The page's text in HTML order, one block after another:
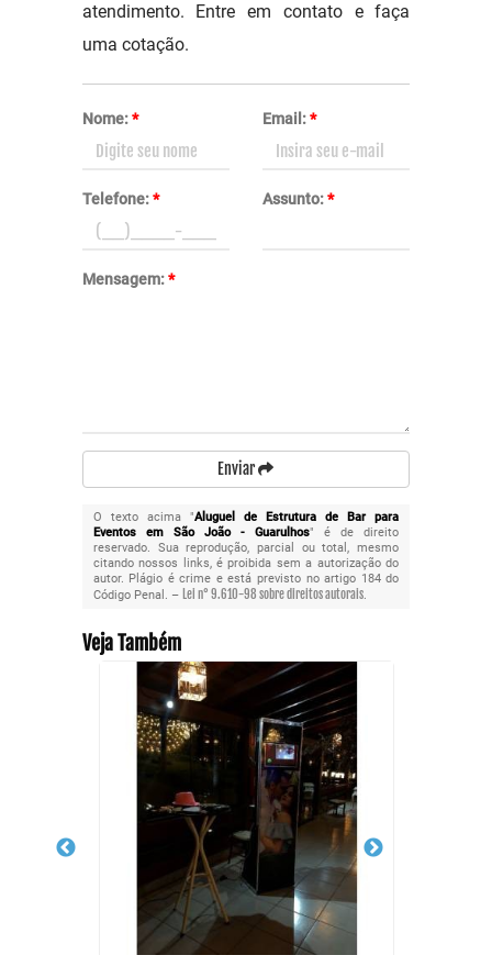
atendimento. Entre em contato e faça
uma cotação.
Nome:* Email:*
Telefone:* Assunto:*
Mensagem:*
Enviar
O texto acima "Aluguel de Estrutura de Bar para
Eventos em São João - Guarulhos" é de direito
reservado. Sua reprodução, parcial ou total, mesmo
citando nossos links, é proibida sem a autorização do
autor. Plágio é crime e está previsto no artigo 184 do
Código Penal. – Lei n° 9.610-98 sobre direitos autorais.
Veja Também